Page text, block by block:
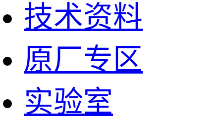
技术资料
原厂专区
实验室